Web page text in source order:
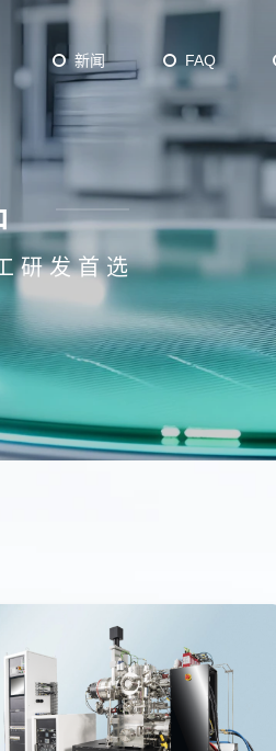
Plasma Batch ALD
Thermal Batch ALD
12 inch ALD
新闻 FAQ
研发首选